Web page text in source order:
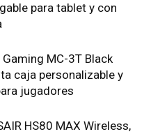
para tablet y con
MC-3T Black
caja personalizable y
jugadores
HS80 MAX Wireless,